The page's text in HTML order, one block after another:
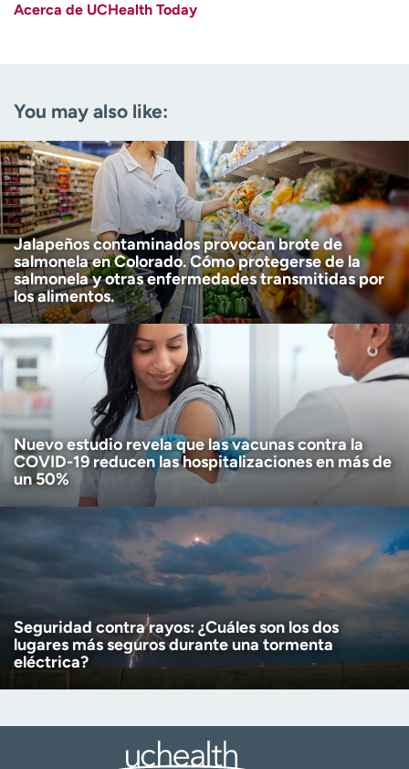
Age disclaimer (Required)
I am over 18
I want to receive health news in:
I want to receive health news in:
Acerca de UCHealth Today
You may also like:
Jalapeños contaminados provocan brote de
salmonela en Colorado. Cómo protegerse de la
salmonela y otras enfermedades transmitidas por
los alimentos.
Nuevo estudio revela que las vacunas contra la
COVID-19 reducen las hospitalizaciones en más de
un 50%
Seguridad contra rayos: ¿Cuáles son los dos
lugares más seguros durante una tormenta
eléctrica?